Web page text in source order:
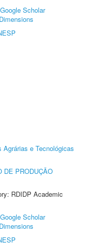
Google Scholar
Dimensions
Agrárias e Tecnológicas
DE PRODUÇÃO
RDIDP Academic
Google Scholar
Dimensions